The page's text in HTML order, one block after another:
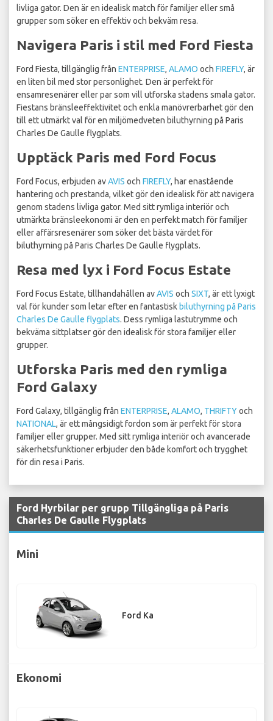
livliga gator. Den är en idealisk match för familjer eller små
grupper som söker en effektiv och bekväm resa.
Navigera Paris i stil med Ford Fiesta
Ford Fiesta, tillgänglig från ENTERPRISE, ALAMO och FIREFLY, är
en liten bil med stor personlighet. Den är perfekt för
ensamresenärer eller par som vill utforska stadens smala gator.
Fiestans bränsleeffektivitet och enkla manövrerbarhet gör den
till ett utmärkt val för en miljömedveten biluthyrning på Paris
Charles De Gaulle flygplats.
Upptäck Paris med Ford Focus
Ford Focus, erbjuden avAVIS och FIREFLY, har enastående
hantering och prestanda, vilket gör den idealisk för att navigera
genom stadens livliga gator. Med sitt rymliga interiör och
utmärkta bränsleekonomi är den en perfekt match för familjer
eller affärsresenärer som söker det bästa värdet för
biluthyrning på Paris Charles De Gaulle flygplats.
Resa med lyx i Ford Focus Estate
Ford Focus Estate, tillhandahållen avAVIS och SIXT, är ett lyxigt
val för kunder som letar efter en fantastisk biluthyrning på Paris
Charles De Gaulle flygplats. Dess rymliga lastutrymme och
bekväma sittplatser gör den idealisk för stora familjer eller
grupper.
Utforska Paris med den rymliga
Ford Galaxy
Ford Galaxy, tillgänglig från ENTERPRISE, ALAMO, THRIFTYoch
NATIONAL, är ett mångsidigt fordon som är perfekt för stora
familjer eller grupper. Med sitt rymliga interiör och avancerade
säkerhetsfunktioner erbjuder den både komfort och trygghet
för din resa i Paris.
Ford Hyrbilar per grupp Tillgängliga på Paris
Charles De Gaulle Flygplats
Mini
Ford Ka
Ekonomi